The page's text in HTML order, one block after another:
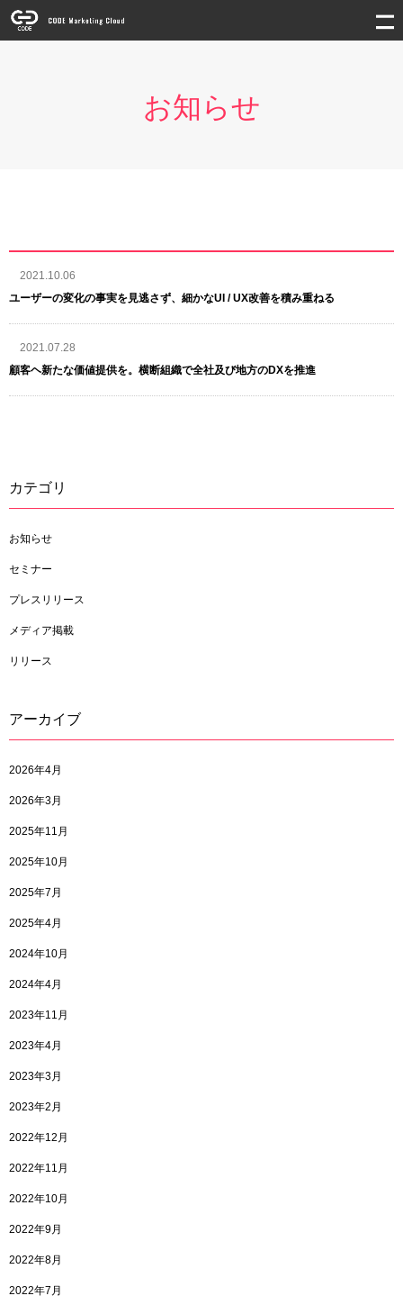
お知らせ
2021.10.06
ユーザーの変化の事実を見逃さず、細かなUI / UX改善を積み重ねる
2021.07.28
顧客ヘ新たな価値提供を。横断組織で全社及び地方のDXを推進
カテゴリ
お知らせ
セミナー
プレスリリース
メディア掲載
リリース
アーカイブ
2026年4月
2026年3月
2025年11月
2025年10月
2025年7月
2025年4月
2024年10月
2024年4月
2023年11月
2023年4月
2023年3月
2023年2月
2022年12月
2022年11月
2022年10月
2022年9月
2022年8月
2022年7月